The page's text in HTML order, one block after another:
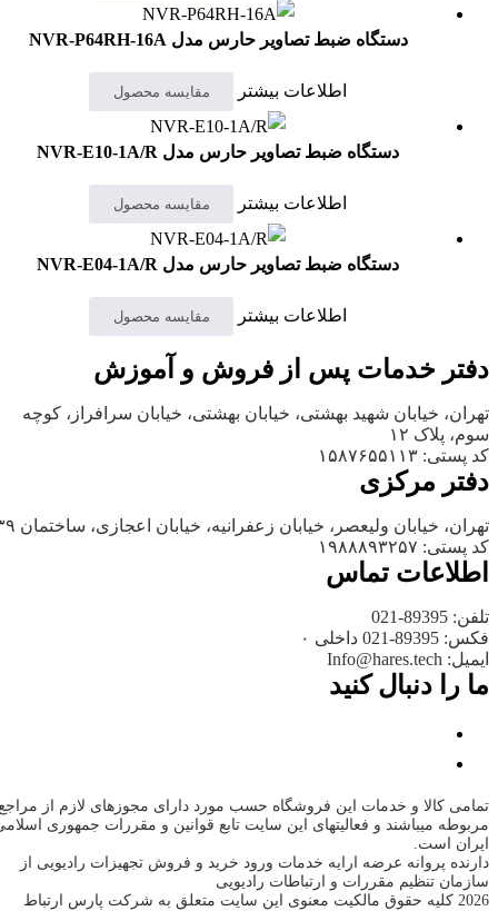
دستگاه ضبط تصاویر حارس مدل NVR-P64RH-16A
اطلاعات بیشتر مقایسه محصول
دستگاه ضبط تصاویر حارس مدل NVR-E10-1A/R
اطلاعات بیشتر مقایسه محصول
دستگاه ضبط تصاویر حارس مدل NVR-E04-1A/R
اطلاعات بیشتر مقایسه محصول
دفتر خدمات پس از فروش و آموزش
تهران، خیابان شهید بهشتی، خیابان بهشتی، خیابان سرافراز، کوچه
سوم، پلاک ۱۲
کد پستی: ۱۵۸۷۶۵۵۱۱۳
دفتر مرکزی
تهران، خیابان ولیعصر، خیابان زعفرانیه، خیابان اعجازی، ساختمان ۳۹
کد پستی: ۱۹۸۸۸۹۳۲۵۷
اطلاعات تماس
تلفن: 89395-021
فکس: 89395-021 داخلی ۰
ایمیل: Info@hares.tech
ما را دنبال کنید
تمامی کالا و خدمات این فروشگاه حسب مورد دارای مجوزهای لازم از مراجع
مربوطه میباشند و فعالیتهای این سایت تابع قوانین و مقررات جمهوری اسلامی
ایران است.
دارنده پروانه عرضه ارایه خدمات ورود خرید و فروش تجهیزات رادیویی از
سازمان تنظیم مقررات و ارتباطات رادیویی
2026 کلیه حقوق مالکیت معنوی این سایت متعلق به شرکت پارس ارتباط